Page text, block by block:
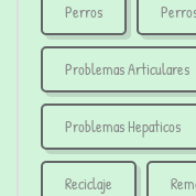
Perros
Problemas Articulares
Problemas Hepaticos
Reciclaje